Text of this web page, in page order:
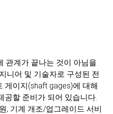
관계가 끝나는 것이 아님을
니어 및 기술자로 구성된 전
게이지(shaft gages)에 대해
공할 준비가 되어 있습니다.
, 기계 개조/업그레이드 서비